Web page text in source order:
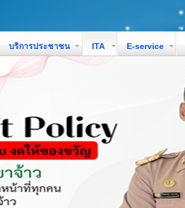
บริการประชาชน ITA E-service